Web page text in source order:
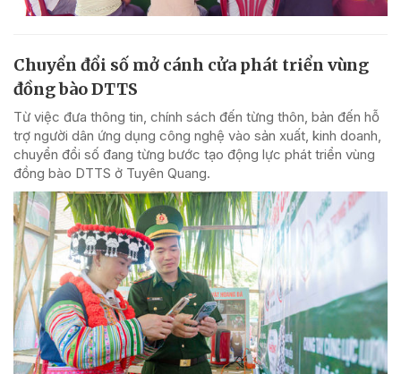
Chuyển đổi số mở cánh cửa phát triển vùng
đồng bào DTTS
Từ việc đưa thông tin, chính sách đến từng thôn, bản đến hỗ
trợ người dân ứng dụng công nghệ vào sản xuất, kinh doanh,
chuyển đổi số đang từng bước tạo động lực phát triển vùng
đồng bào DTTS ở Tuyên Quang.